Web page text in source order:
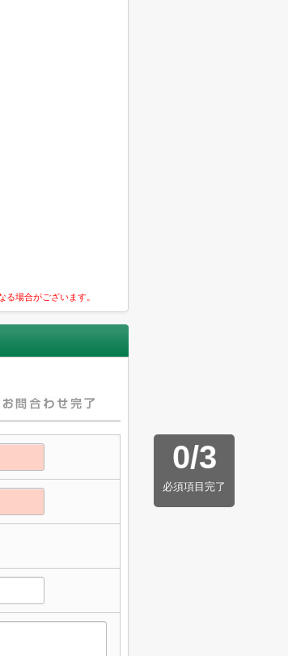
場合がございます。
0/3
必須項目完了